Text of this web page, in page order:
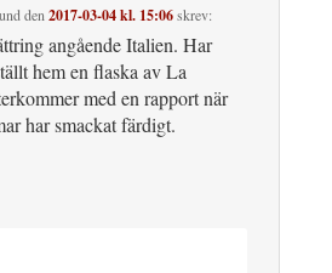
den 2017-03-04 kl. 15:06skrev:
angående Italien. Har
hem en flaska av La
med en rapport när
har smackat färdigt.